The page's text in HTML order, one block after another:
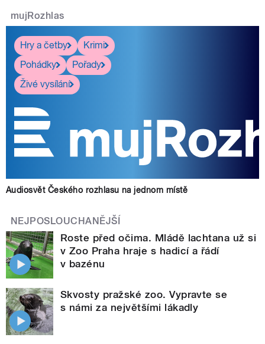
mujRozhlas
Hry a četby
Krimi
Pohádky
Pořady
Živé vysílání
Audiosvět Českého rozhlasu na jednom místě
NEJPOSLOUCHANĚJŠÍ
Roste před očima. Mládě lachtana už si
v Zoo Praha hraje s hadicí a řádí
v bazénu
Skvosty pražské zoo. Vypravte se
s námi za největšími lákadly